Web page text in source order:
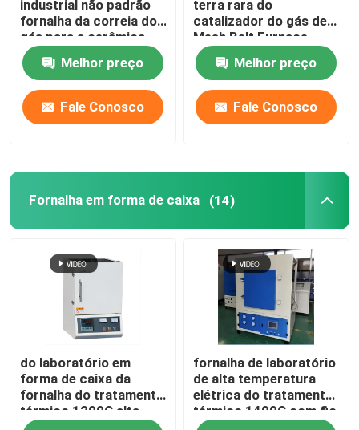
forno de elevador
fornalha do trole
estufa da lareira do rolo
Mobília da estufa
estufa cerâmica
industrial não padrão
fornalha da correia do
gás para a cerâmica
Melhor preço
Fale Conosco
terra rara do
catalizador do gás de
Mesh Belt Furnace
Energy Natural
Melhor preço
Fale Conosco
Fornalha em forma de caixa (14)
do laboratório em
forma de caixa da
fornalha do tratamento
térmico 1200C alta
temperatura elétrica
fornalha de laboratório
de alta temperatura
elétrica do tratamento
térmico 1400C com fio
de resistência